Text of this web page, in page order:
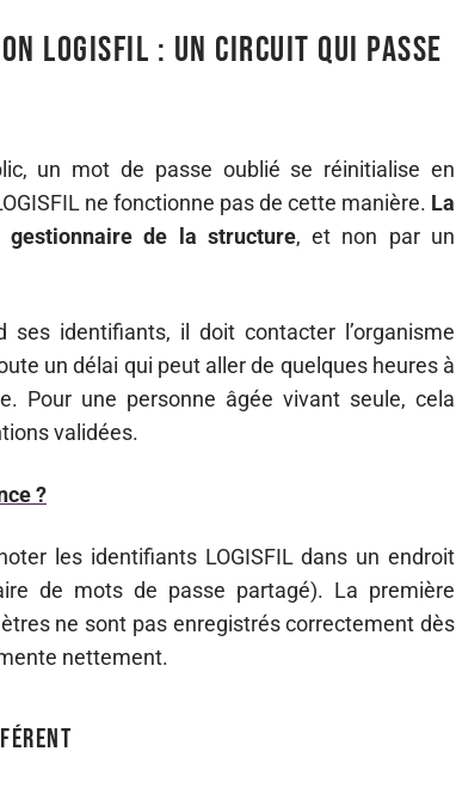
LOGISFIL : un circuit qui passe
un mot de passe oublié se réinitialise en
ne fonctionne pas de cette manière. La
de la structure, et non par un
identifiants, il doit contacter l’organisme
un délai qui peut aller de quelques heures à
Pour une personne âgée vivant seule, cela
validées.
?
les identifiants LOGISFIL dans un endroit
de mots de passe partagé). La première
ne sont pas enregistrés correctement dès
nettement.